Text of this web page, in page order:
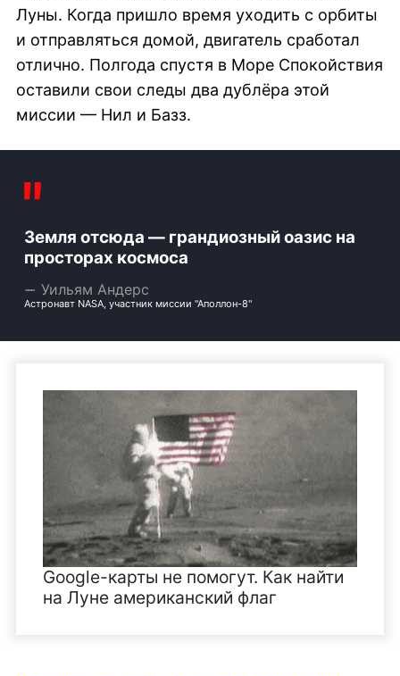
Луны. Когда пришло время уходить с орбиты
и отправляться домой, двигатель сработал
отлично. Полгода спустя в Море Спокойствия
оставили свои следы два дублёра этой
миссии — Нил и Базз.
Земля отсюда — грандиозный оазис на
просторах космоса
Уильям Андерс
Астронавт NASA, участник миссии "Аполлон-8"
Google-карты не помогут. Как найти
на Луне американский флаг